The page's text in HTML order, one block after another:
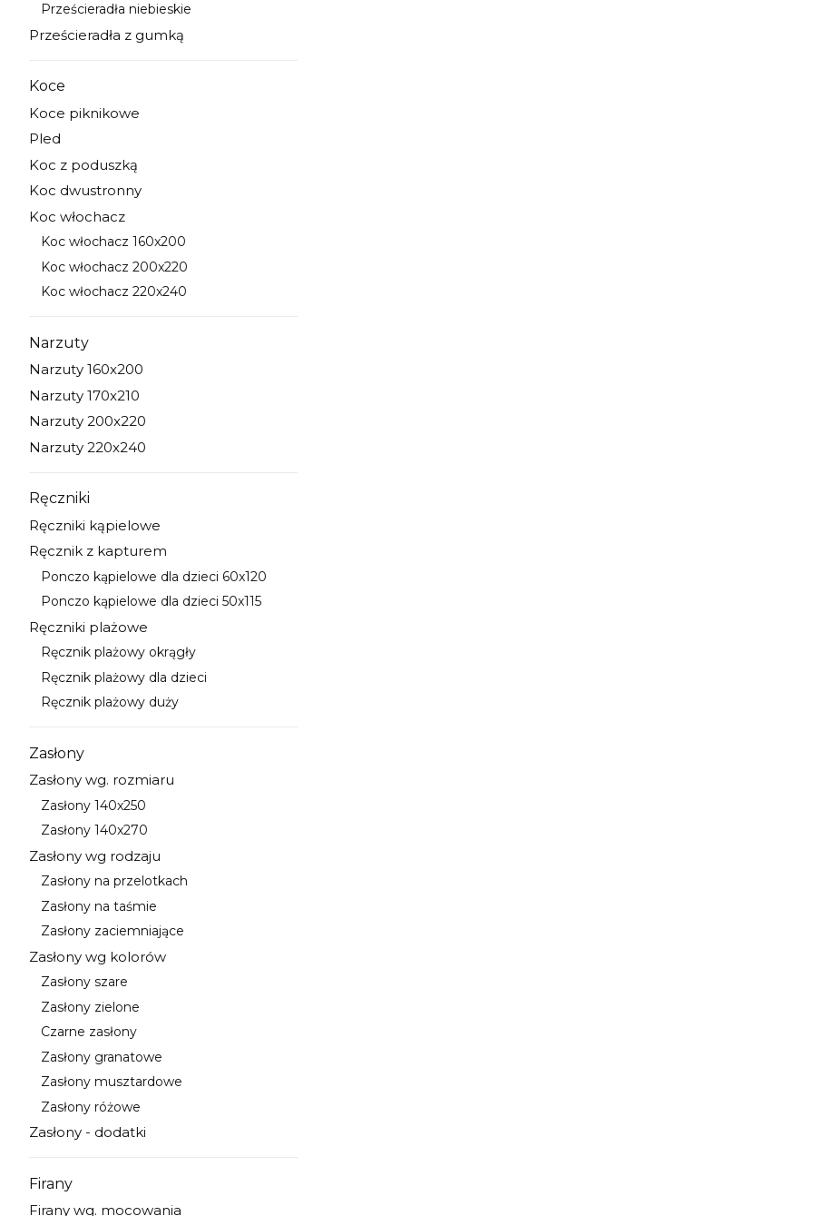
Kategoria - Prześcieradła niebieskie
Prześcieradła niebieskie
Kategoria - Prześcieradła z gumką
Prześcieradła z gumką
Kategoria - Koce
Koce
Kategoria - Koce piknikowe
Koce piknikowe
Kategoria - Pled
Pled
Kategoria - Koc z poduszką
Koc z poduszką
Kategoria - Koc dwustronny
Koc dwustronny
Kategoria - Koc włochacz
Koc włochacz
Kategoria - Koc włochacz 160x200
Koc włochacz 160x200
Kategoria - Koc włochacz 200x220
Koc włochacz 200x220
Kategoria - Koc włochacz 220x240
Koc włochacz 220x240
Kategoria - Narzuty
Narzuty
Kategoria - Narzuty 160x200
Narzuty 160x200
Kategoria - Narzuty 170x210
Narzuty 170x210
Kategoria - Narzuty 200x220
Narzuty 200x220
Kategoria - Narzuty 220x240
Narzuty 220x240
Kategoria - Ręczniki
Ręczniki
Kategoria - Ręczniki kąpielowe
Ręczniki kąpielowe
Kategoria - Ręcznik z kapturem
Ręcznik z kapturem
Kategoria - Ponczo kąpielowe dla dzieci 60x120
Ponczo kąpielowe dla dzieci 60x120
Kategoria - Ponczo kąpielowe dla dzieci 50x115
Ponczo kąpielowe dla dzieci 50x115
Kategoria - Ręczniki plażowe
Ręczniki plażowe
Kategoria - Ręcznik plażowy okrągły
Ręcznik plażowy okrągły
Kategoria - Ręcznik plażowy dla dzieci
Ręcznik plażowy dla dzieci
Kategoria - Ręcznik plażowy duży
Ręcznik plażowy duży
Kategoria - Zasłony
Zasłony
Kategoria - Zasłony wg. rozmiaru
Zasłony wg. rozmiaru
Kategoria - Zasłony 140x250
Zasłony 140x250
Kategoria - Zasłony 140x270
Zasłony 140x270
Kategoria - Zasłony wg rodzaju
Zasłony wg rodzaju
Kategoria - Zasłony na przelotkach
Zasłony na przelotkach
Kategoria - Zasłony na taśmie
Zasłony na taśmie
Kategoria - Zasłony zaciemniające
Zasłony zaciemniające
Kategoria - Zasłony wg kolorów
Zasłony wg kolorów
Kategoria - Zasłony szare
Zasłony szare
Kategoria - Zasłony zielone
Zasłony zielone
Kategoria - Czarne zasłony
Czarne zasłony
Kategoria - Zasłony granatowe
Zasłony granatowe
Kategoria - Zasłony musztardowe
Zasłony musztardowe
Kategoria - Zasłony różowe
Zasłony różowe
Kategoria - Zasłony - dodatki
Zasłony - dodatki
Kategoria - Firany
Firany
Firany wg. mocowania